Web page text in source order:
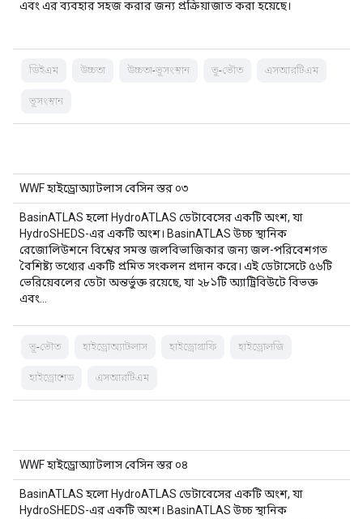
এবং এর ব্যবহার সহজ করার জন্য প্রক্রিয়াজাত করা হয়েছে।
ডিইএম উচ্চতা উচ্চতা-ভূসংস্থান ভূ-ভৌত এসআরটিএম
ভূসংস্থান
WWF হাইড্রোঅ্যাটলাস বেসিন স্তর ০৩
BasinATLAS হলো HydroATLAS ডেটাবেসের একটি অংশ, যা
HydroSHEDS-এর একটি অংশ। BasinATLAS উচ্চ স্থানিক
রেজোলিউশনে বিশ্বের সমস্ত জলবিভাজিকার জন্য জল-পরিবেশগত
বৈশিষ্ট্য তথ্যের একটি প্রমিত সংকলন প্রদান করে। এই ডেটাসেটে ৫৬টি
ভেরিয়েবলের ডেটা অন্তর্ভুক্ত রয়েছে, যা ২৮১টি অ্যাট্রিবিউটে বিভক্ত
এবং…
ভূ-ভৌত হাইড্রোঅ্যাটলাস হাইড্রোগ্রাফি হাইড্রোলজি
হাইড্রোশেড এসআরটিএম
WWF হাইড্রোঅ্যাটলাস বেসিন স্তর ০৪
BasinATLAS হলো HydroATLAS ডেটাবেসের একটি অংশ, যা
HydroSHEDS-এর একটি অংশ। BasinATLAS উচ্চ স্থানিক